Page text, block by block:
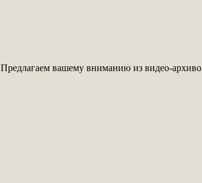
Предлагаем вашему вниманию из видео-